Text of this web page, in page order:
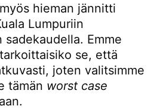
hieman jännitti
Lumpuriin
sadekaudella. Emme
se, että
joten valitsimme
tämän worst case